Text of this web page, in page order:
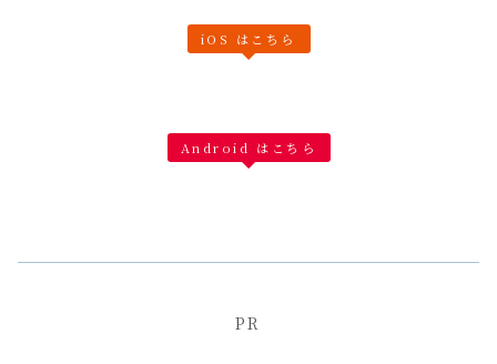
iOS はこちら
Android はこちら
PR